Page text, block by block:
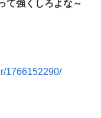
て強くしろよな～
1766152290/